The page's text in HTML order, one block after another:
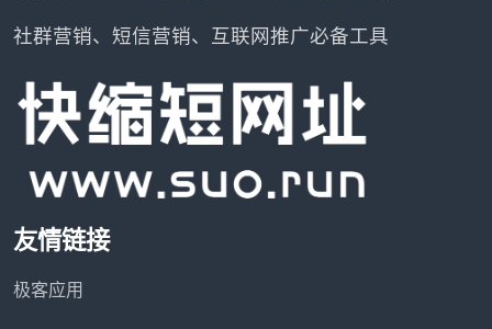
社群营销、短信营销、互联网推广必备工具
友情链接
极客应用